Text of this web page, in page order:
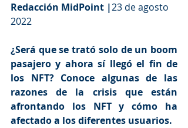
Redacción MidPoint |23 de agosto
2022
¿Será que se trató solo de un boom
pasajero y ahora sí llegó el fin de
los NFT? Conoce algunas de las
razones de la crisis que están
afrontando los NFT y cómo ha
afectado a los diferentes usuarios.